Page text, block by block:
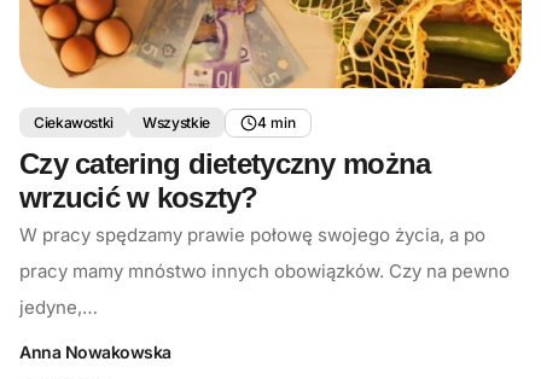
Ciekawostki Wszystkie 4 min
Czy catering dietetyczny można
wrzucić w koszty?
W pracy spędzamy prawie połowę swojego życia, a po
pracy mamy mnóstwo innych obowiązków. Czy na pewno
jedyne,…
Anna Nowakowska